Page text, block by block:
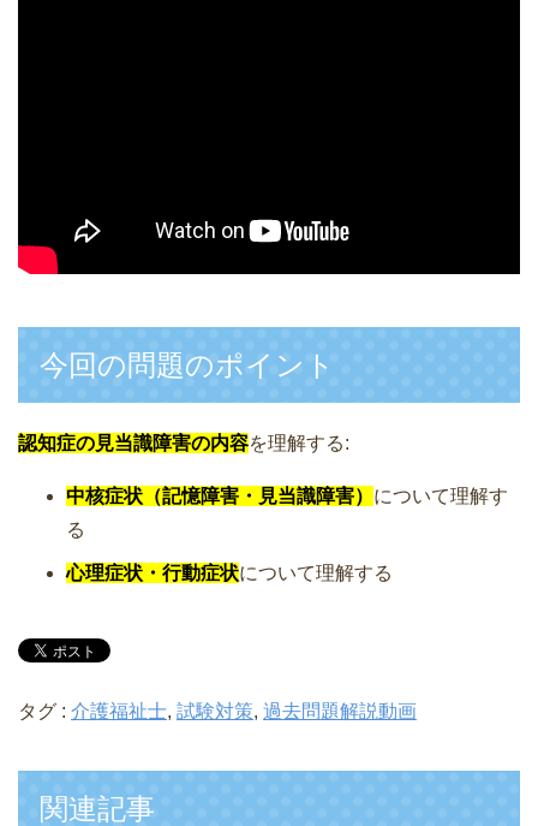
今回の問題のポイント
認知症の見当識障害の内容を理解する:
中核症状（記憶障害・見当識障害） について理解す
る
心理症状・行動症状について理解する
タグ : 介護福祉士, 試験対策, 過去問題解説動画
関連記事